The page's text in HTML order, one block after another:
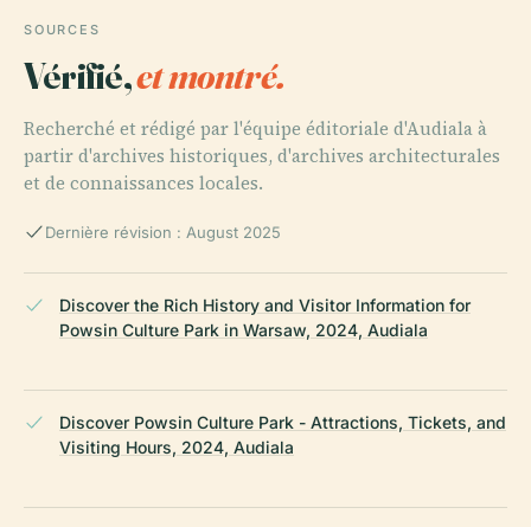
SOURCES
Vérifié,et montré.
Recherché et rédigé par l'équipe éditoriale d'Audiala à
partir d'archives historiques, d'archives architecturales
et de connaissances locales.
Dernière révision : August 2025
Discover the Rich History and Visitor Information for
Powsin Culture Park in Warsaw, 2024, Audiala
Discover Powsin Culture Park - Attractions, Tickets, and
Visiting Hours, 2024, Audiala